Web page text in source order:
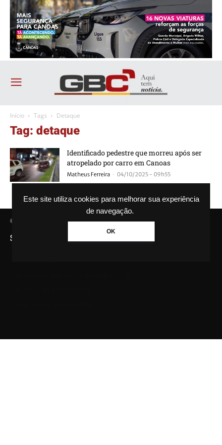
Este site utiliza cookies para melhorar sua experiência
de navegação.
OK
Início Tags Detaque
Tag: detaque
Identificado pedestre que morreu após ser
atropelado por carro em Canoas
Matheus Ferreira - 04/10/2025 - 09h55
© Agência GBC. Aqui tem notícia. Todos os direitos reservados.
SAIBA MAIS SOBRE A AGÊNCIA GBC